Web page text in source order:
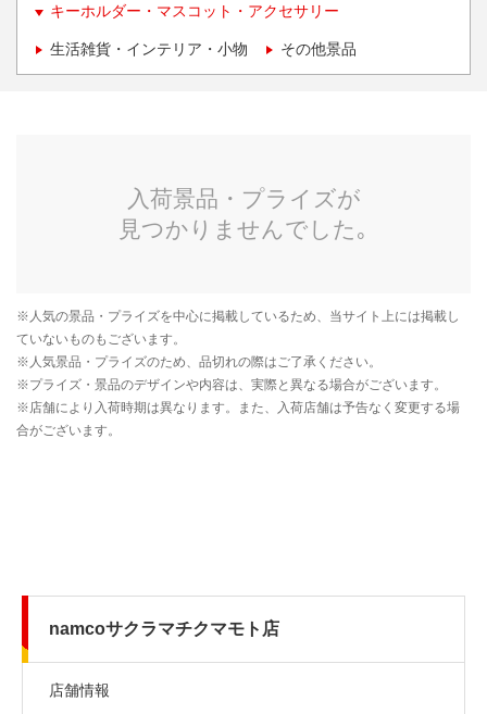
キーホルダー・マスコット・アクセサリー
生活雑貨・インテリア・小物 その他景品
namcoサクラマチクマモト店
店舗情報